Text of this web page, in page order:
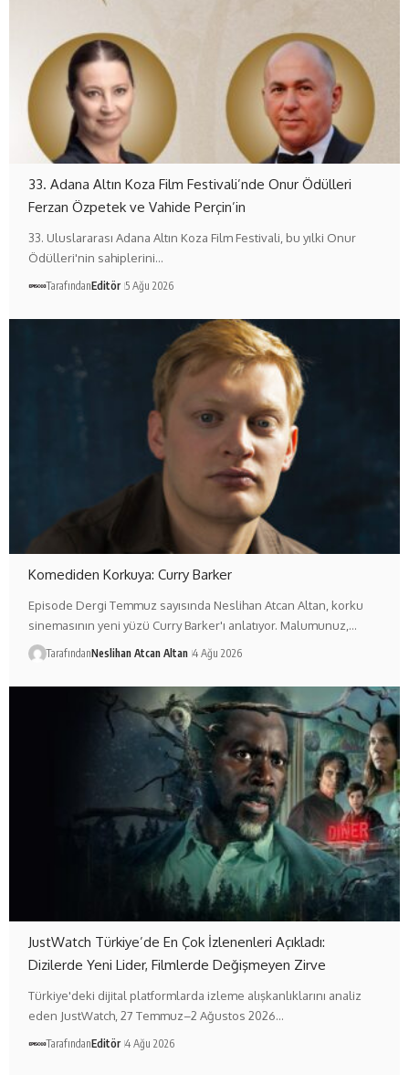
33. Adana Altın Koza Film Festivali’nde Onur Ödülleri
Ferzan Özpetek ve Vahide Perçin’in
33. Uluslararası Adana Altın Koza Film Festivali, bu yılki Onur
Ödülleri'nin sahiplerini…
TarafındanEditör 5 Ağu 2026
Komediden Korkuya: Curry Barker
Episode Dergi Temmuz sayısında Neslihan Atcan Altan, korku
sinemasının yeni yüzü Curry Barker'ı anlatıyor. Malumunuz,…
TarafındanNeslihan Atcan Altan 4 Ağu 2026
JustWatch Türkiye’de En Çok İzlenenleri Açıkladı:
Dizilerde Yeni Lider, Filmlerde Değişmeyen Zirve
Türkiye'deki dijital platformlarda izleme alışkanlıklarını analiz
eden JustWatch, 27 Temmuz–2 Ağustos 2026…
TarafındanEditör 4 Ağu 2026